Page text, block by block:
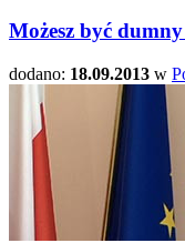
Możesz być
dodano: 18.09.2013 w